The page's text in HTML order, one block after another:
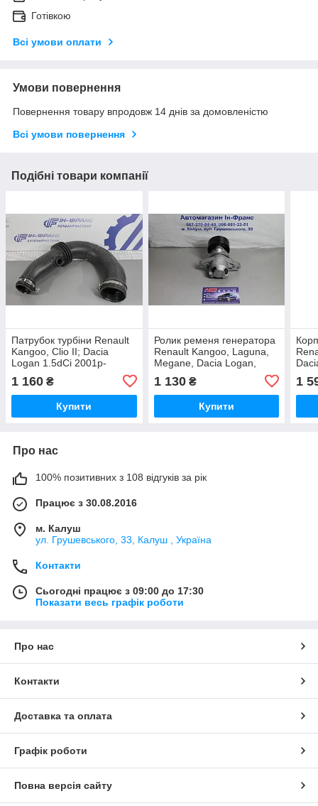
Готівкою
Всі умови оплати
Умови повернення
Повернення товару впродовж 14 днів за домовленістю
Всі умови повернення
Подібні товари компанії
Патрубок турбіни Renault
Kangoo, Clio II; Dacia
Logan 1.5dCi 2001р-
1 160 ₴
Купити
Ролик ременя генератора
Renault Kangoo, Laguna,
Megane, Dacia Logan,
1 130₴
Купити
1
Про нас
100% позитивних з 108 відгуків за рік
Працює з 30.08.2016
м. Калуш
ул. Грушевського, 33, Калуш , Україна
Контакти
Сьогодні працює з 09:00 до 17:30
Показати весь графік роботи
Про нас
Контакти
Доставка та оплата
Графік роботи
Повна версія сайту